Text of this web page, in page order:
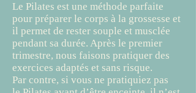
Le Pilates est une méthode parfaite
pour préparer le corps à la grossesse et
il permet de rester souple et musclée
pendant sa durée. Après le premier
trimestre, nous faisons pratiquer des
exercices adaptés et sans risque.
Par contre, si vous ne pratiquiez pas